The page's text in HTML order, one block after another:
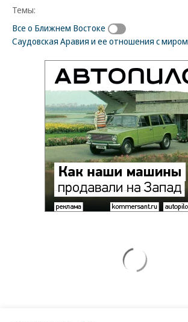
Темы:
Все о Ближнем Востоке
Саудовская Аравия и ее отношения с миром